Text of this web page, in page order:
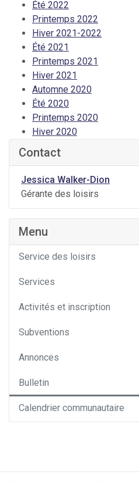
Été 2022
Printemps 2022
Hiver 2021-2022
Été 2021
Printemps 2021
Hiver 2021
Automne 2020
Été 2020
Printemps 2020
Hiver 2020
Contact
Jessica Walker-Dion
Gérante des loisirs
Menu
Service des loisirs
Services
Activités et inscription
Subventions
Annonces
Bulletin
Calendrier communautaire